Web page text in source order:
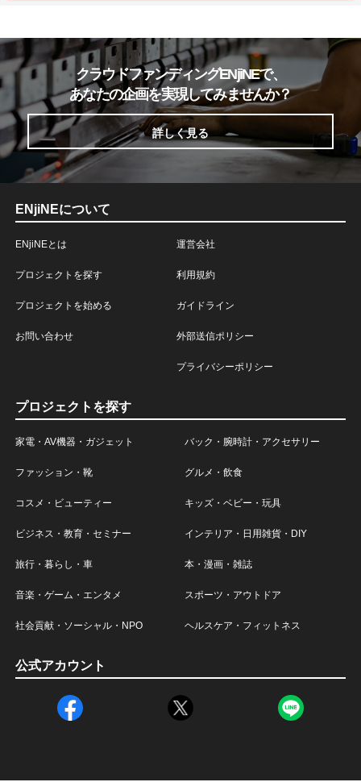
クラウドファンディングENjiNEで、
あなたの企画を実現してみませんか？
詳しく見る
ENjiNEについて
ENjiNEとは
プロジェクトを探す
プロジェクトを始める
お問い合わせ
運営会社
利用規約
ガイドライン
外部送信ポリシー
プライバシーポリシー
プロジェクトを探す
家電・AV機器・ガジェット バック・腕時計・アクセサリー
ファッション・靴 グルメ・飲食
コスメ・ビューティー キッズ・ベビー・玩具
ビジネス・教育・セミナー インテリア・日用雑貨・DIY
旅行・暮らし・車 本・漫画・雑誌
音楽・ゲーム・エンタメ スポーツ・アウトドア
社会貢献・ソーシャル・NPO ヘルスケア・フィットネス
公式アカウント